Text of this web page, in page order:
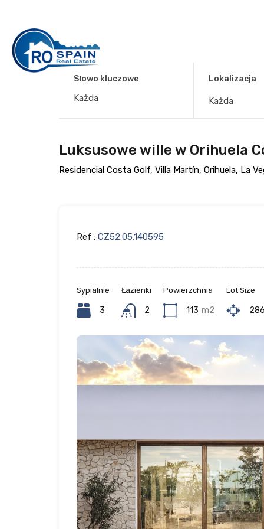
Słowo kluczowe Lokalizacja
Każda
Luksusowe wille w Orihuela
Residencial Costa Golf, Villa Martín, Orihuela, La
Ref : CZ52.05.140595
Sypialnie
3
Łazienki
2
Powierzchnia
113 m2
Lot Size